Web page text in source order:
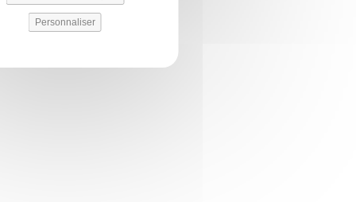
Personnaliser